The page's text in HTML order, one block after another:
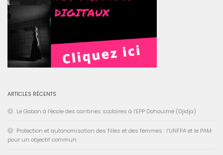
ARTICLES RÉCENTS
Le Gabon à l’école des cantines scolaires à l’EPP Dohouimè (Djidja)
Protection et autonomisation des filles et des femmes : l’UNFPA et le PAM
pour un objectif commun